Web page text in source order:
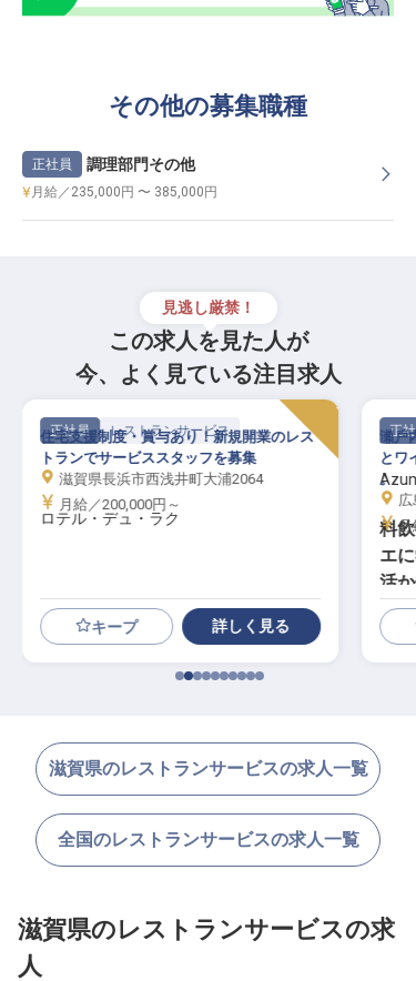
その他の募集職種
正社員 調理部門その他
月給／235,000円 〜 385,000円
見逃し厳禁！
この求人を見た人が
今、よく見ている注目求人
正社員 レストランサービス
ロテル・デュ・ラク
住宅支援制度・賞与あり！新規開業のレス
トランでサービススタッフを募集
滋賀県長浜市西浅井町大浦2064
月給／200,000円～
キープ 詳しく見る
正社
料
エ
活
瀬戸
とワ
。
月
滋賀県のレストランサービスの求人一覧
全国のレストランサービスの求人一覧
滋賀県のレストランサービスの求
人